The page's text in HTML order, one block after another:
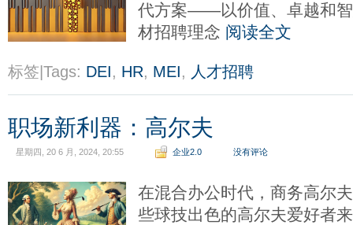
代方案——以价值、卓越和
材招聘理念 阅读全文
标签|Tags: DEI, HR, MEI, 人才招聘
职场新利器：高尔夫
星期四, 20 6 月, 2024, 20:55 企业2.0 没有评论
在混合办公时代，商务高尔
些球技出色的高尔夫爱好者